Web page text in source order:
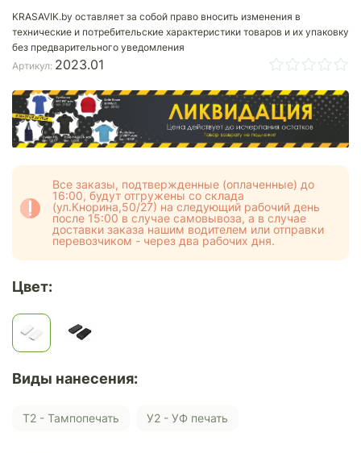
KRASAVIK.by оставляет за собой право вносить изменения в
технические и потребительские характеристики товаров и их упаковку
без предварительного уведомления
Артикул: 2023.01
Все заказы, подтвержденные (оплаченные) до
16:00, будут отгружены со склада
(ул.Кнорина,50/27) на следующий рабочий день
после 15:00 в случае самовывоза, а в случае
доставки заказа нашим водителем или отправки
перевозчиком - через два рабочих дня.
Цвет:
Виды нанесения:
Т2 - Тампопечать У2 - УФ печать